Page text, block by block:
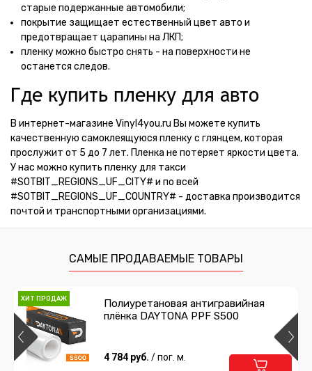
старые подержанные автомобили;
покрытие защищает естественный цвет авто и
предотвращает царапины на ЛКП;
пленку можно быстро снять - на поверхности не
останется следов.
Где купить пленку для авто
В интернет-магазине Vinyl4you.ru Вы можете купить
качественную самоклеящуюся пленку с глянцем, которая
прослужит от 5 до 7 лет. Пленка не потеряет яркости цвета.
У нас можно купить пленку для такси
#SOTBIT_REGIONS_UF_CITY# и по всей
#SOTBIT_REGIONS_UF_COUNTRY# - доставка производится
почтой и транспортными организациями.
САМЫЕ ПРОДАВАЕМЫЕ ТОВАРЫ
ХИТ ПРОДАЖ
Полиуретановая антигравийная
плёнка DAYTONA PPF S500
4 784 руб. / пог. м.